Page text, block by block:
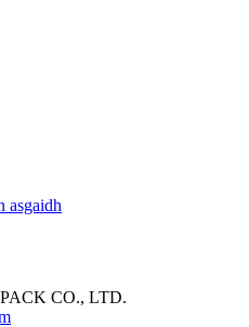
asgaidh
CO., LTD.